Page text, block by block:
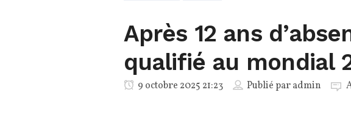
Après 12 ans
qualifié au mondial
9 octobre 2025 21:23 Publié paradmin